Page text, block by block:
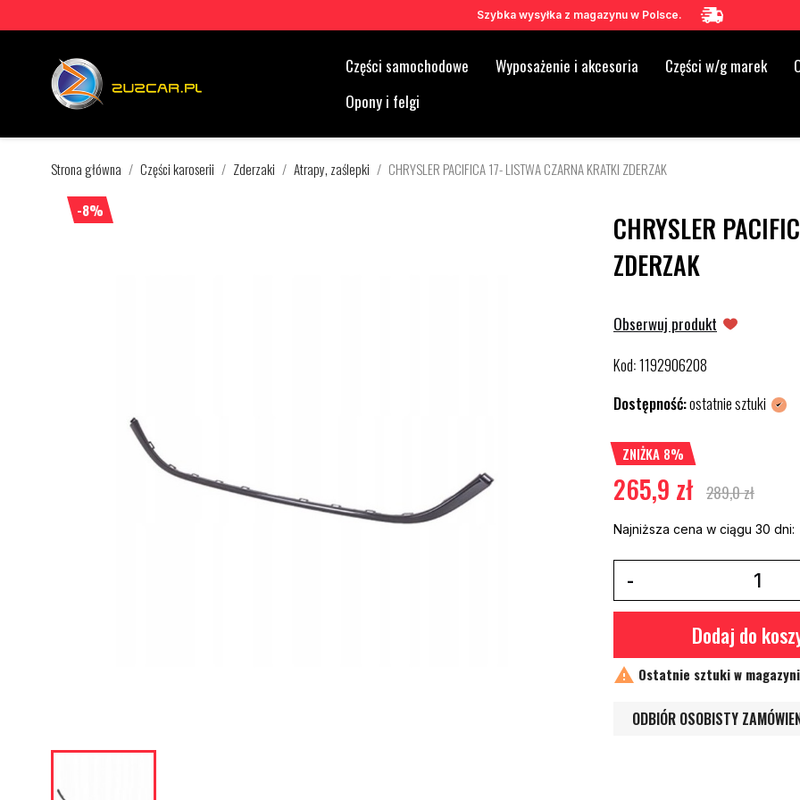
Szybka wysyłka z magazynu w Polsce.
Części samochodowe Wyposażenie i akcesoria Części w/g marek
Opony i felgi
Strona główna Części karoserii Zderzaki Atrapy, zaślepki CHRYSLER PACIFICA 17- LISTWA CZARNA KRATKI ZDERZAK
-8%
CHRYSLER
ZDERZAK
Obserwuj produkt
Kod:1192906208
Dostępność:ostatnie sztuki
ZNIŻKA 8%
265,9 zł 289,0 zł
Najniższa cena w ciągu 30 dni:
Dodaj do
 Ostatnie sztuki w
ODBIÓR OSOBISTY